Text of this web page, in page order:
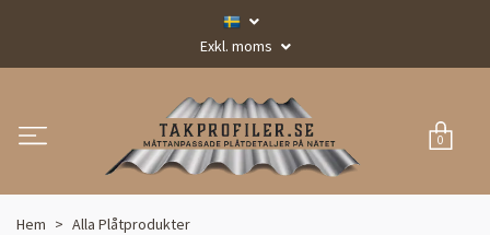
Exkl. moms
0
Hem
Alla Plåtprodukter